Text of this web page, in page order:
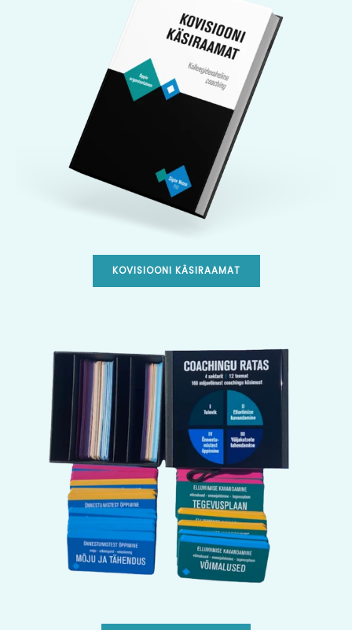
KOVISIOONI KÄSIRAAMAT